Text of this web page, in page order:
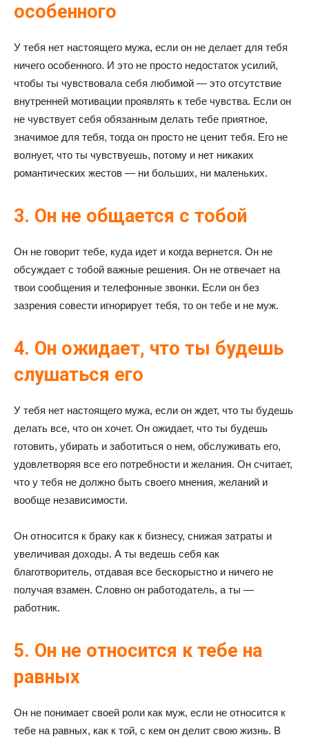
особенного
У тебя нет настоящего мужа, если он не делает для тебя
ничего особенного. И это не просто недостаток усилий,
чтобы ты чувствовала себя любимой — это отсутствие
внутренней мотивации проявлять к тебе чувства. Если он
не чувствует себя обязанным делать тебе приятное,
значимое для тебя, тогда он просто не ценит тебя. Его не
волнует, что ты чувствуешь, потому и нет никаких
романтических жестов — ни больших, ни маленьких.
3. Он не общается с тобой
Он не говорит тебе, куда идет и когда вернется. Он не
обсуждает с тобой важные решения. Он не отвечает на
твои сообщения и телефонные звонки. Если он без
зазрения совести игнорирует тебя, то он тебе и не муж.
4. Он ожидает, что ты будешь
слушаться его
У тебя нет настоящего мужа, если он ждет, что ты будешь
делать все, что он хочет. Он ожидает, что ты будешь
готовить, убирать и заботиться о нем, обслуживать его,
удовлетворяя все его потребности и желания. Он считает,
что у тебя не должно быть своего мнения, желаний и
вообще независимости.
Он относится к браку как к бизнесу, снижая затраты и
увеличивая доходы. А ты ведешь себя как
благотворитель, отдавая все бескорыстно и ничего не
получая взамен. Словно он работодатель, а ты —
работник.
5. Он не относится к тебе на
равных
Он не понимает своей роли как муж, если не относится к
тебе на равных, как к той, с кем он делит свою жизнь. В